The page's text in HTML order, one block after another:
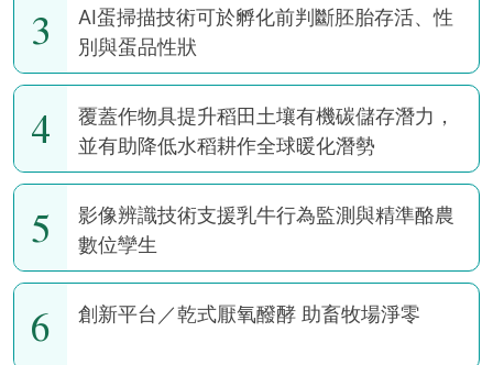
3
AI蛋掃描技術可於孵化前判斷胚胎存活、性
別與蛋品性狀
4
覆蓋作物具提升稻田土壤有機碳儲存潛力，
並有助降低水稻耕作全球暖化潛勢
5
影像辨識技術支援乳牛行為監測與精準酪農
數位孿生
6 創新平台／乾式厭氧醱酵 助畜牧場淨零